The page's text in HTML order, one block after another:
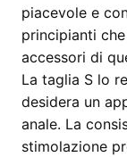
piacevole e
principianti
accessori di
La taglia S lo
desidera un
anale. La
stimolazione